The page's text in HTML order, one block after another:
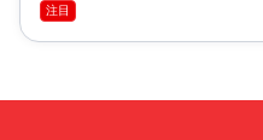
注目